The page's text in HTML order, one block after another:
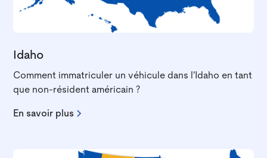
Idaho
Comment immatriculer un véhicule dans l'Idaho en tant
que non-résident américain ?
En savoir plus